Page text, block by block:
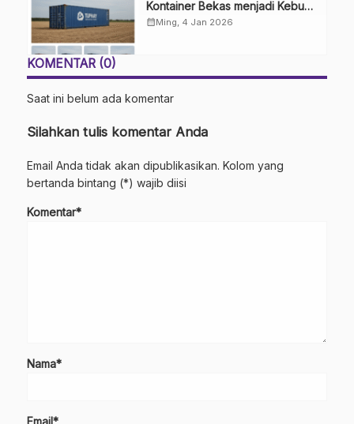
Kontainer Bekas menjadi Kebun
Modern
calendar_monthMing, 4 Jan 2026
KOMENTAR (0)
Saat ini belum ada komentar
Silahkan tulis komentar Anda
Email Anda tidak akan dipublikasikan. Kolom yang
bertanda bintang (*) wajib diisi
Komentar*
Nama*
Email*